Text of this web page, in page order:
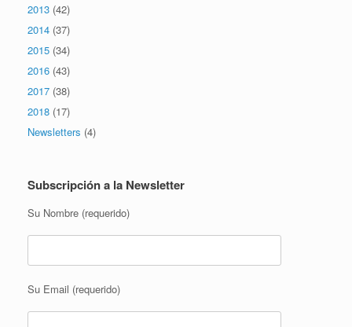
2013 (42)
2014 (37)
2015 (34)
2016 (43)
2017 (38)
2018 (17)
Newsletters (4)
Subscripción a la Newsletter
Su Nombre (requerido)
Su Email (requerido)